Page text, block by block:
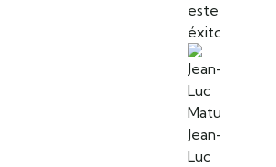
este
éxito!
Jean-
Luc